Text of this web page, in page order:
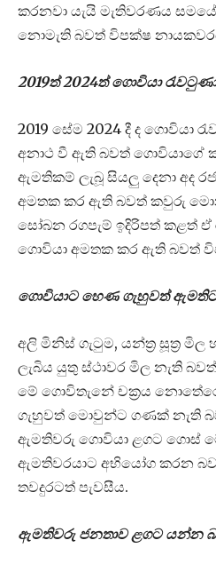
කරනවා යැයි මැතිවරණය
නොමැති බවත් විපක්ෂ
2019ත් 2024ත් ගොවියා රැවටුණා
2019 සේම 2024 දී ද ගොවියා
අනාථ වී ඇති බවත් ගොවියාගේ
ඇමතිකම් ලැබූ සියලු දෙනා අද
අමතක කර ඇති බවත් කවුරු
සෝබන රගපැම් ඉදිරිපත් කළත් ඒ
ගොවියා අමතක කර ඇති බවත්
ගොවියාට හෙණ ගැහුවත්
අලි මිනිස් ගැටුම, යන්ත්‍ර සූත්‍ර මිල
ලැබිය යුතු ස්ථාවර මිල නැති
මේ ගොවිතැනේ චක්‍රය
ගැහුවත් මොවුන්ට ගණක් නැති
ඇමතිවරු ⁣ගොවියා ළගට ගොස්
ඇමතිවරයාට අභියෝග කරන
තවදුරටත් පැවසීය.
ඇමතිවරු ජනතාව ළගට යන්න